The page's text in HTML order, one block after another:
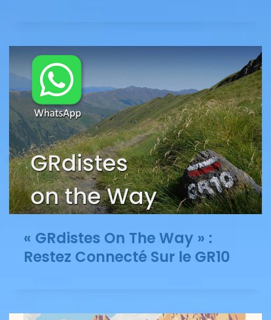
« GRdistes On The Way » :
Restez Connecté Sur le GR10